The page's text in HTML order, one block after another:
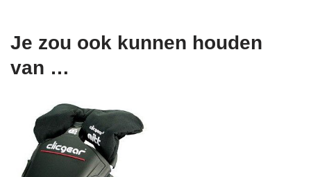
Je zou ook kunnen houden
van …